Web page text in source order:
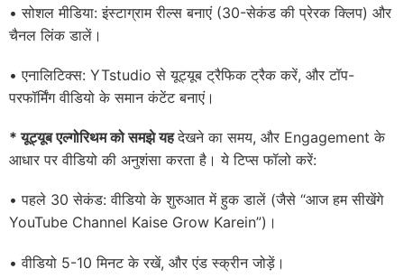
• सोशल मीडिया: इंस्टाग्राम रील्स बनाएं (30-सेकंड की प्रेरक क्लिप) और
चैनल लिंक डालें।
• एनालिटिक्स: YTstudio से यूट्यूब ट्रैफिक ट्रैक करें, और टॉप-
परफॉर्मिंग वीडियो के समान कंटेंट बनाएं।
* यूट्यूब एल्गोरिथम को समझेयहदेखने का समय, और Engagement के
आधार पर वीडियो की अनुशंसा करता है। ये टिप्स फॉलो करें:
• पहले 30 सेकंड: वीडियो के शुरुआत में हुक डालें (जैसे “आज हम सीखेंगे
YouTube Channel Kaise Grow Karein”)।
• वीडियो 5-10 मिनट के रखें, और एंड स्क्रीन जोड़ें।